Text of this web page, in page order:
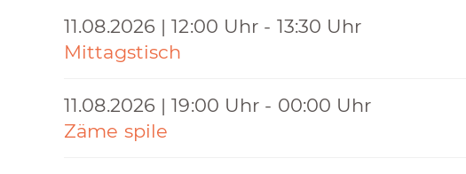
11.08.2026 | 12:00 Uhr - 13:30 Uhr
Mittagstisch
11.08.2026 | 19:00 Uhr - 00:00 Uhr
Zäme spile